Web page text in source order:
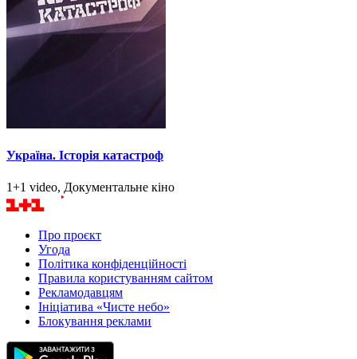
Україна. Історія катастроф
1+1 video, Документальне кіно
Про проєкт
Угода
Політика конфіденційності
Правила користуванням сайтом
Рекламодавцям
Ініціатива «Чисте небо»
Блокування реклами